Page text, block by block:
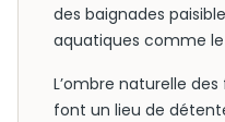
des baignades
aquatiques comme le
L’ombre naturelle
font un lieu de